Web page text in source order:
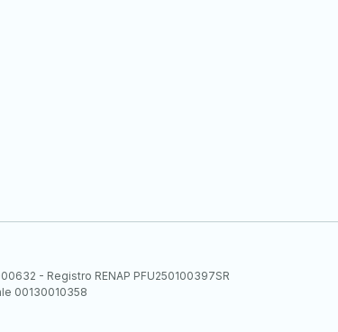
- Registro RENAP PFU250100397SR
00130010358